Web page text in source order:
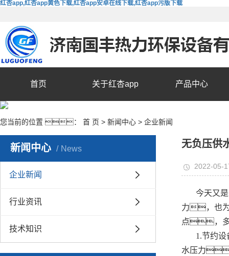
红杏app,红杏app黄色下载,红杏app安卓在线下载,红杏app污版下载
首页 关于红杏app 产品中心
您当前的位置 ： 首 页 > 新闻中心 > 企业新闻
新闻中心 News
企业新闻
行业资讯
技术知识
无负压供
2022-05-
今天又
力，也
点，多
1.节约
水压力